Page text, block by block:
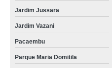
Jardim Jussara
Jardim Vazani
Pacaembu
Parque Maria Domitila